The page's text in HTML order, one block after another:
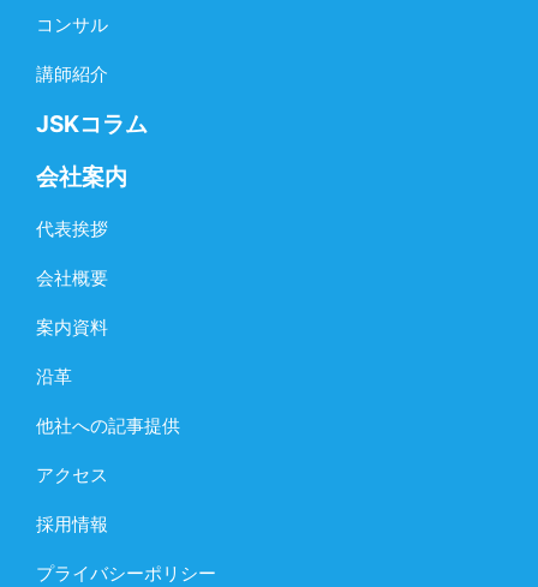
コンサル
講師紹介
JSKコラム
会社案内
代表挨拶
会社概要
案内資料
沿革
他社への記事提供
アクセス
採用情報
プライバシーポリシー